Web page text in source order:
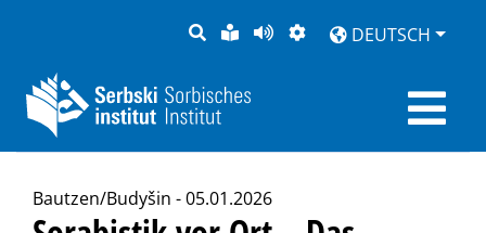
SUCHELEICHTE
SPRACHE
SEITEDARSTELLUNG
DEUTSCH
Bautzen/Budyšin - 05.01.2026